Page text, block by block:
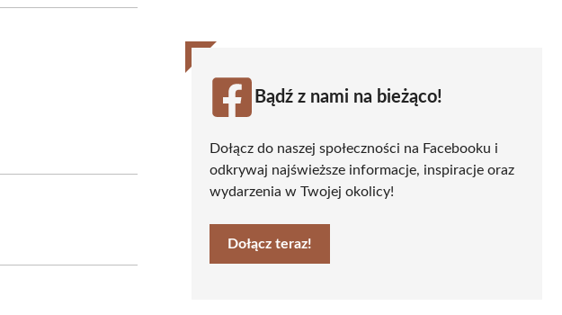
Bądź z nami na bieżąco!
Dołącz do naszej społeczności na Facebooku i
odkrywaj najświeższe informacje, inspiracje oraz
wydarzenia w Twojej okolicy!
Dołącz teraz!